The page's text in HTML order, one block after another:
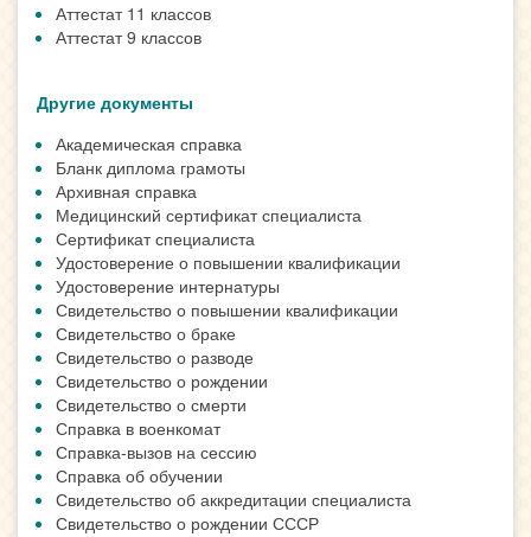
Аттестат 11 классов
Аттестат 9 классов
Другие документы
Академическая справка
Бланк диплома грамоты
Архивная справка
Медицинский сертификат специалиста
Сертификат специалиста
Удостоверение о повышении квалификации
Удостоверение интернатуры
Свидетельство о повышении квалификации
Свидетельство о браке
Свидетельство о разводе
Свидетельство о рождении
Свидетельство о смерти
Справка в военкомат
Справка-вызов на сессию
Справка об обучении
Свидетельство об аккредитации специалиста
Свидетельство о рождении СССР